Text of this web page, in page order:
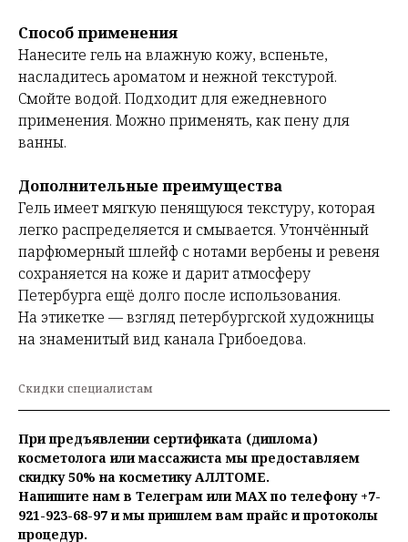
Способ применения
Нанесите гель на влажную кожу, вспеньте,
насладитесь ароматом и нежной текстурой.
Смойте водой. Подходит для ежедневного
применения. Можно применять, как пену для
ванны.
Дополнительные преимущества
Гель имеет мягкую пенящуюся текстуру, которая
легко распределяется и смывается. Утончённый
парфюмерный шлейф с нотами вербены и ревеня
сохраняется на коже и дарит атмосферу
Петербурга ещё долго после использования.
На этикетке — взгляд петербургской художницы
на знаменитый вид канала Грибоедова.
Скидки специалистам
При предъявлении сертификата (диплома)
косметолога или массажиста мы предоставляем
скидку 50% на косметику АЛЛТОМЕ.
Напишите нам в Телеграм или MAX по телефону +7-
921-923-68-97 и мы пришлем вам прайс и протоколы
процедур.